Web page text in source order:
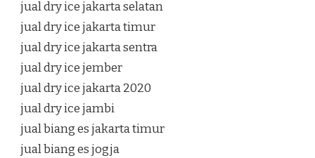
jual dry ice jakarta selatan
jual dry ice jakarta timur
jual dry ice jakarta sentra
jual dry ice jember
jual dry ice jakarta 2020
jual dry ice jambi
jual biang es jakarta timur
jual biang es jogja